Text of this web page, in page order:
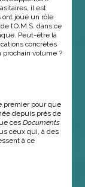
il est
ont joué un rôle
l’O.M.S. dans ce
Peut-être la
concrètes
prochain volume ?
premier pour que
depuis près de
cesDocuments
ceux qui, à des
à ce